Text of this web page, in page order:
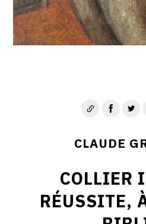
CLAUDE
COLLIER
RÉUSSITE,